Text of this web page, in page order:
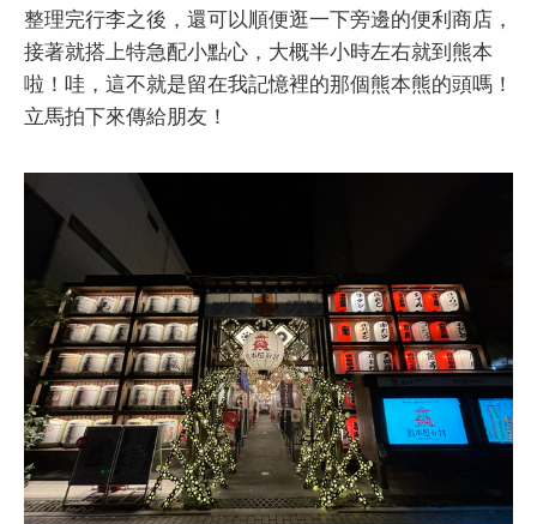
整理完行李之後，還可以順便逛一下旁邊的便利商店，
接著就搭上特急配小點心，大概半小時左右就到熊本
啦！哇，這不就是留在我記憶裡的那個熊本熊的頭嗎！
立馬拍下來傳給朋友！